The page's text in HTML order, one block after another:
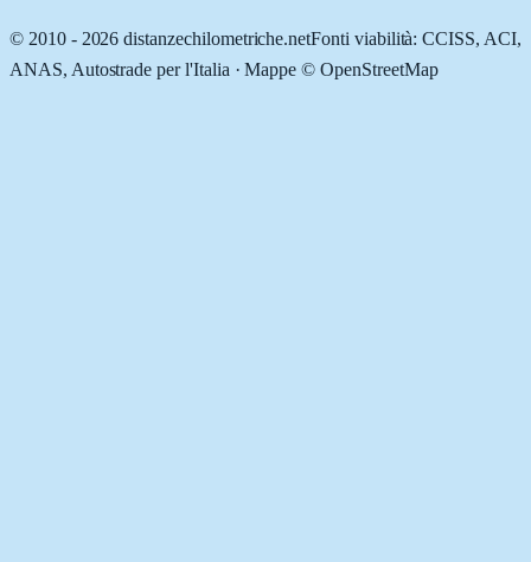
© 2010 - 2026 distanzechilometriche.netFonti viabilità: CCISS, ACI,
ANAS, Autostrade per l'Italia · Mappe © OpenStreetMap